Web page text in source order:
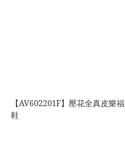
【AV602201F】壓花全真皮樂福
鞋